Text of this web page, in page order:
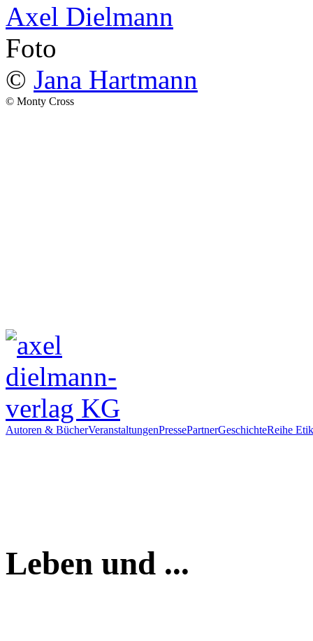
Axel Dielmann
Foto
© Jana Hartmann
© Monty Cross
Autoren & BücherVeranstaltungenPressePartnerGeschichteReihe
Leben und ...